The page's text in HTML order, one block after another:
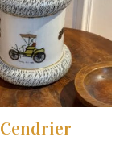
Cendrier